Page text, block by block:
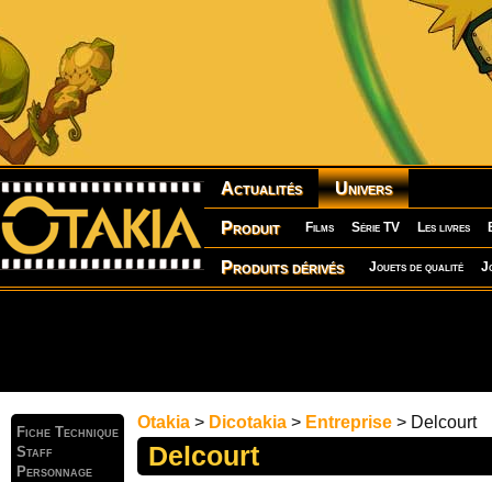
Actualités Univers
Produit Films Série TV Les livres
Produits dérivés Jouets de qualité
Fiche Technique
Staff
Personnage
Otakia > Dicotakia > Entreprise > Delcourt
Delcourt